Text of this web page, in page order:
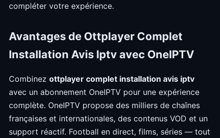
compléter votre expérience.
Avantages de Ottplayer Complet
Installation Avis Iptv avec OneIPTV
Combinez ottplayer complet installation avis iptv
avec un abonnement OneIPTV pour une expérience
complète. OneIPTV propose des milliers de chaînes
françaises et internationales, des contenus VOD et un
support réactif. Football en direct, films, séries — tout